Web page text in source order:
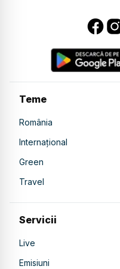
Teme
România
Internațional
Green
Travel
Servicii
Live
Emisiuni